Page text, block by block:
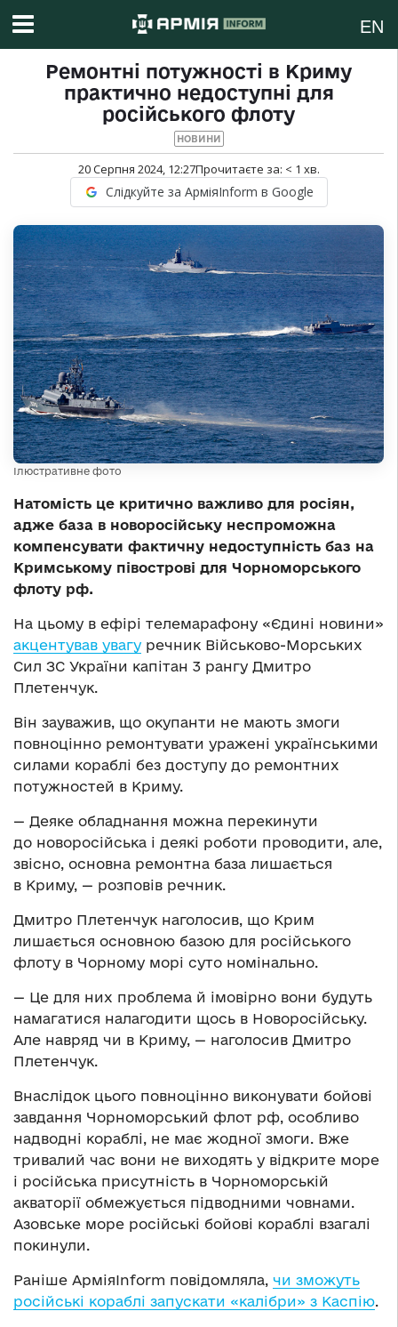
EN
Ремонтні потужності в Криму
практично недоступні для
російського флоту
НОВИНИ
20 Серпня 2024, 12:27Прочитаєте за: < 1 хв.
Слідкуйте за АрміяInform в Google
Ілюстративне фото
Натомість це критично важливо для росіян,
адже база в новоросійську неспроможна
компенсувати фактичну недоступність баз на
Кримському півострові для Чорноморського
флоту рф.
На цьому в ефірі телемарафону «Єдині новини»
акцентував увагу речник Військово-Морських
Сил ЗС України капітан 3 рангу Дмитро
Плетенчук.
Він зауважив, що окупанти не мають змоги
повноцінно ремонтувати уражені українськими
силами кораблі без доступу до ремонтних
потужностей в Криму.
— Деяке обладнання можна перекинути
до новоросійська і деякі роботи проводити, але,
звісно, основна ремонтна база лишається
в Криму, — розповів речник.
Дмитро Плетенчук наголосив, що Крим
лишається основною базою для російського
флоту в Чорному морі суто номінально.
— Це для них проблема й імовірно вони будуть
намагатися налагодити щось в Новоросійську.
Але навряд чи в Криму, — наголосив Дмитро
Плетенчук.
Внаслідок цього повноцінно виконувати бойові
завдання Чорноморський флот рф, особливо
надводні кораблі, не має жодної змоги. Вже
тривалий час вони не виходять у відкрите море
і російська присутність в Чорноморській
акваторії обмежується підводними човнами.
Азовське море російські бойові кораблі взагалі
покинули.
Раніше АрміяInform повідомляла, чи зможуть
російські кораблі запускати «калібри» з Каспію.